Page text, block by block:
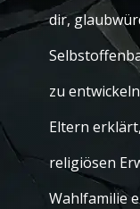
dir,
zu
Eltern
religiösen
Wahlfamilie